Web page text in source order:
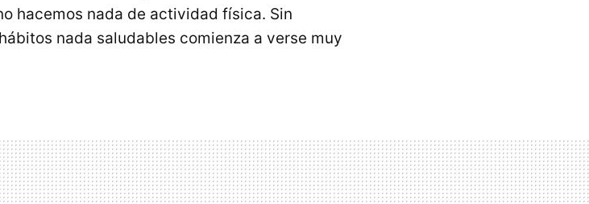
hacemos nada de actividad física. Sin
nada saludables comienza a verse muy